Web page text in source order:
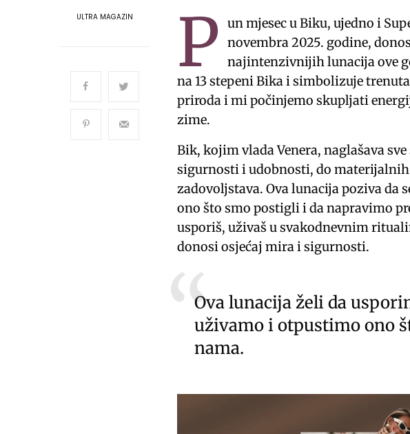
ULTRA MAGAZIN P
un mjesec u Biku, ujedno i
novembra 2025. godine,
najintenzivnijih lunacija ove
na 13 stepeni Bika i simbolizuje
priroda i mi počinjemo skupljati
zime.
Bik, kojim vlada Venera, naglašava
sigurnosti i udobnosti, do
zadovoljstava. Ova lunacija poziva da
ono što smo postigli i da napravimo
usporiš, uživaš u svakodnevnim
donosi osjećaj mira i sigurnosti.
Ova lunacija želi da
uživamo i otpustimo ono
nama.